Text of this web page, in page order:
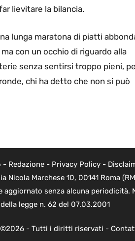
lievitare la bilancia.
lunga maratona di piatti
con un occhio di riguardo alla
senza sentirsi troppo pieni,
chi ha detto che non si può
- Redazione- Privacy Policy-
Marchese 10, 00141 Roma
senza alcuna
della legge n. 62 del 07.03.2001
- Tutti i diritti riservati -